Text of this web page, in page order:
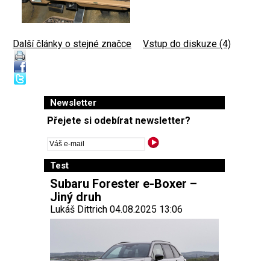
Další články o stejné značce Vstup do diskuze (4)
Newsletter
Přejete si odebírat newsletter?
Test
Subaru Forester e-Boxer –
Jiný druh
Lukáš Dittrich 04.08.2025 13:06